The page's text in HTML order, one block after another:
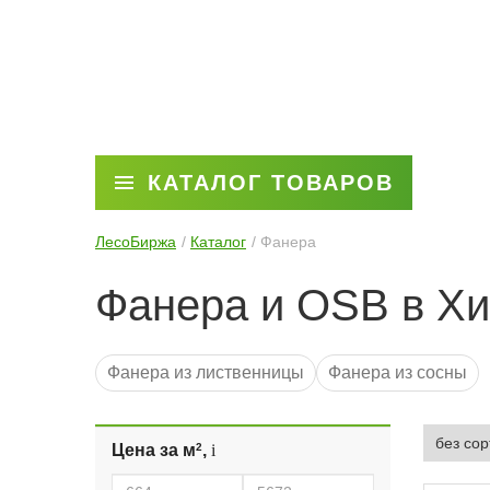
КАТАЛОГ ТОВАРОВ
ЛесоБиржа Каталог Фанера
Фанера и OSB в
Фанера из лиственницы Фанера из сосны
Цена за м2,